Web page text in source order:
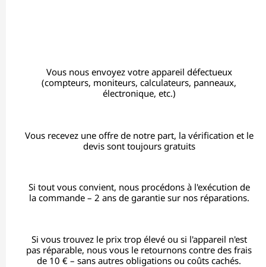
Vous nous envoyez votre appareil défectueux
(compteurs, moniteurs, calculateurs, panneaux,
électronique, etc.)
Vous recevez une offre de notre part, la vérification et le
devis sont toujours gratuits
Si tout vous convient, nous procédons à l'exécution de
la commande – 2 ans de garantie sur nos réparations.
Si vous trouvez le prix trop élevé ou si l'appareil n'est
pas réparable, nous vous le retournons contre des frais
de 10 € – sans autres obligations ou coûts cachés.